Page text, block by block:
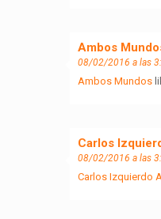
Ambos
08/02/2016 a las
Ambos Mundos
Carlos
08/02/2016 a las
Carlos Izquierdo